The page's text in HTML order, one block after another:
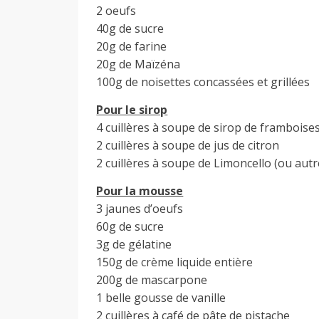
2 oeufs
40g de sucre
20g de farine
20g de Maïzéna
100g de noisettes concassées et grillées
Pour le sirop
4 cuillères à soupe de sirop de
2 cuillères à soupe de jus de citron
2 cuillères à soupe de Limoncello (ou
Pour la mousse
3 jaunes d’oeufs
60g de sucre
3g de gélatine
150g de crème liquide entière
200g de mascarpone
1 belle gousse de vanille
2 cuillères à café de pâte de pistache